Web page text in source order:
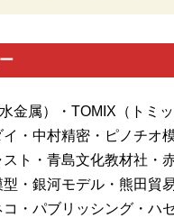
金属）・TOMIX（トミ
イ・中村精密・ピノチオ
スト・青島文化教材社・
・銀河モデル・熊田貿
コ・パブリッシング・ハ